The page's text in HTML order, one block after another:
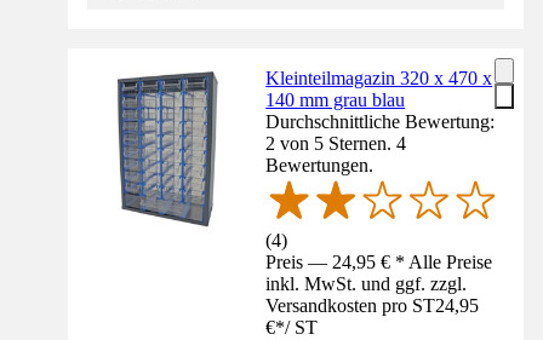
Kleinteilmagazin 320 x 470 x
140 mm grau blau
Durchschnittliche Bewertung:
2 von 5 Sternen. 4
Bewertungen.
(4)
Preis — 24,95 € * Alle Preise
inkl. MwSt. und ggf. zzgl.
Versandkosten pro ST24,95
€*/ ST